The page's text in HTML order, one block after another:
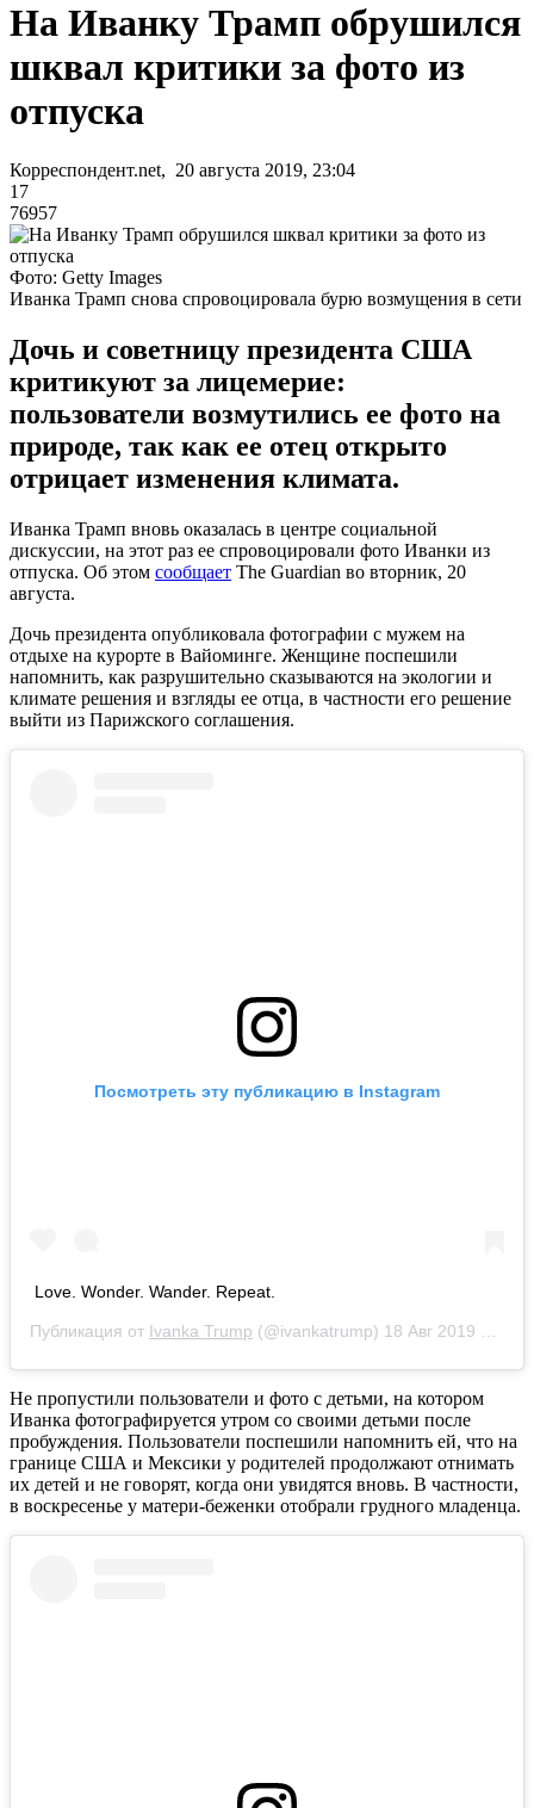
На Иванку Трамп обрушился
шквал критики за фото из
отпуска
Корреспондент.net, 20 августа 2019, 23:04
17
76957
Фото: Getty Images
Иванка Трамп снова спровоцировала бурю возмущения в сети
Дочь и советницу президента США
критикуют за лицемерие:
пользователи возмутились ее фото на
природе, так как ее отец открыто
отрицает изменения климата.
Иванка Трамп вновь оказалась в центре социальной
дискуссии, на этот раз ее спровоцировали фото Иванки из
отпуска. Об этом сообщает The Guardian во вторник, 20
августа.
Дочь президента опубликовала фотографии с мужем на
отдыхе на курорте в Вайоминге. Женщине поспешили
напомнить, как разрушительно сказываются на экологии и
климате решения и взгляды ее отца, в частности его решение
выйти из Парижского соглашения.
Посмотреть эту публикацию в Instagram
Love. Wonder. Wander. Repeat.
Публикация от Ivanka Trump (@ivankatrump) 18 Авг 2019 в 5:21 PDT
Не пропустили пользователи и фото с детьми, на котором
Иванка фотографируется утром со своими детьми после
пробуждения. Пользователи поспешили напомнить ей, что на
границе США и Мексики у родителей продолжают отнимать
их детей и не говорят, когда они увидятся вновь. В частности,
в воскресенье у матери-беженки отобрали грудного младенца.